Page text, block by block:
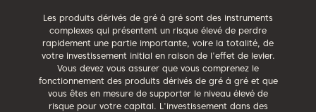
Les produits dérivés de gré à gré sont des instruments
complexes qui présentent un risque élevé de perdre
rapidement une partie importante, voire la totalité, de
votre investissement initial en raison de l'effet de levier.
Vous devez vous assurer que vous comprenez le
fonctionnement des produits dérivés de gré à gré et que
vous êtes en mesure de supporter le niveau élevé de
risque pour votre capital. L'investissement dans des